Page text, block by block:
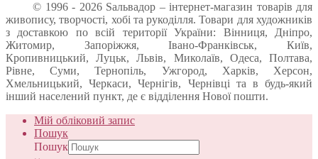
© 1996 - 2026 Sальвадор – інтернет-магазин товарів для
живопису, творчості, хобі та рукоділля. Товари для художників
з доставкою по всій території України: Вінниця, Дніпро,
Житомир, Запоріжжя, Івано-Франківськ, Київ,
Кропивницький, Луцьк, Львів, Миколаїв, Одеса, Полтава,
Рівне, Суми, Тернопіль, Ужгород, Харків, Херсон,
Хмельницький, Черкаси, Чернігів, Чернівці та в будь-який
інший населений пункт, де є відділення Нової пошти.
Мій обліковий запис
Пошук
Пошук